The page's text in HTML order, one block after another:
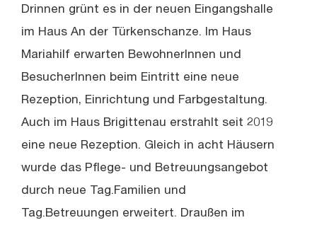
Drinnen grünt es in der neuen Eingangshalle
im Haus An der Türkenschanze. Im Haus
Mariahilf erwarten BewohnerInnen und
BesucherInnen beim Eintritt eine neue
Rezeption, Einrichtung und Farbgestaltung.
Auch im Haus Brigittenau erstrahlt seit 2019
eine neue Rezeption. Gleich in acht Häusern
wurde das Pflege- und Betreuungsangebot
durch neue Tag.Familien und
Tag.Betreuungen erweitert. Draußen im